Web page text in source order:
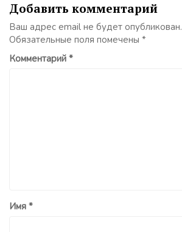
Добавить комментарий
Ваш адрес email не будет опубликован.
Обязательные поля помечены *
Комментарий *
Имя *